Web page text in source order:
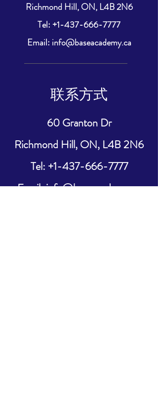
Richmond Hill, ON, L4B 2N6
​Tel: +1-437-666-7777
Email: info@baseacademy.ca
联系方式
60 Granton Dr
Richmond Hill, ON, L4B 2N6
​Tel: +1-437-666-7777
Email: info@baseacademy.ca